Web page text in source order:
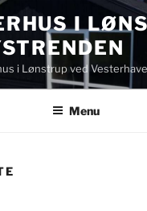
I
i Lønstrup ved
Menu